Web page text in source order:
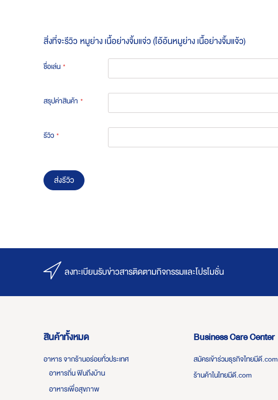
gallery
สิ่งที่จะรีวิว หมูย่าง เนื้อย่างจิ้มแจ่ว (ไอ้อ้นหมูย่าง เนื้อย่างจิ้มแจ้ว)
ชื่อเล่น
สรุปค่าสินค้า
รีวิว
ส่งรีวิว
ลงทะเบียนรับข่าวสารติดตามกิจกรรมและโปรโมชั่น
สินค้าทั้งหมด
อาหาร จากร้านอร่อยทั่วประเทศ
อาหารถิ่น ฟินถึงบ้าน
อาหารเพื่อสุขภาพ
Business Care Center
สมัครเข้าร่วมธุรกิจไทยมีดี.com
ร้านค้าในไทยมีดี.com